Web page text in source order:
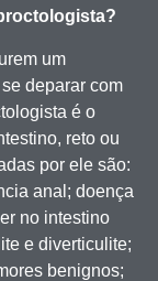
um
deparar com
é o
reto ou
por ele são:
anal; doença
no intestino
e diverticulite;
benignos;